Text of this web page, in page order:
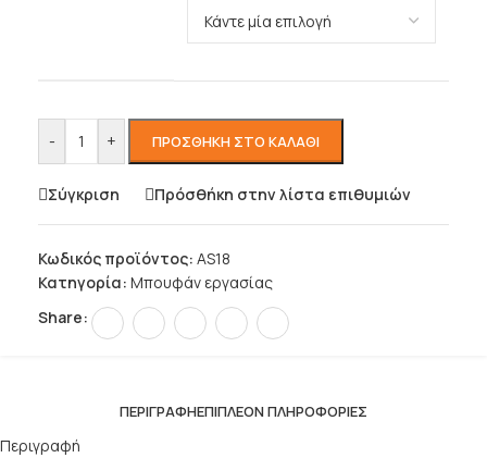
- + ΠΡΟΣΘΉΚΗ ΣΤΟ ΚΑΛΆΘΙ
Σύγκριση Πρόσθήκη στην λίστα επιθυμιών
Κωδικός προϊόντος: AS18
Κατηγορία: Μπουφάν εργασίας
Share:
ΠΕΡΙΓΡΑΦΉΕΠΙΠΛΈΟΝ ΠΛΗΡΟΦΟΡΊΕΣ
Περιγραφή